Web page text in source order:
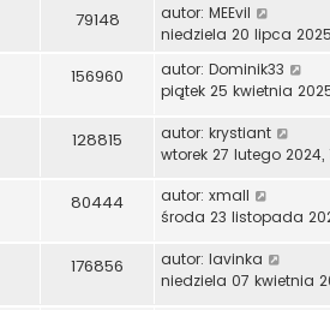
79148 autor: MEEvil
niedziela 20 lipca 2025,
156960 autor: Dominik33
piątek 25 kwietnia
128815 autor: krystiant
wtorek 27 lutego 2024,
80444 autor: xmall
środa 23 listopada
176856 autor: lavinka
niedziela 07 kwietnia